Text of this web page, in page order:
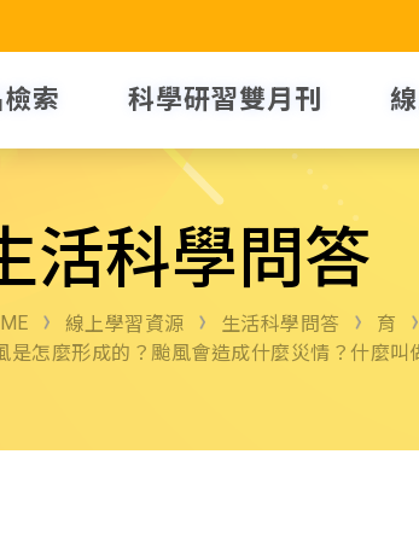
索 科學研習雙月刊
活科學問答
線上學習資源 生活科學問答 育
是怎麼形成的？颱風會造成什麼災情？什麼叫